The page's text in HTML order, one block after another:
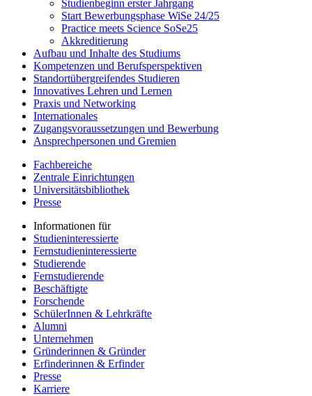
Studienbeginn erster Jahrgang
Start Bewerbungsphase WiSe 24/25
Practice meets Science SoSe25
Akkreditierung
Aufbau und Inhalte des Studiums
Kompetenzen und Berufsperspektiven
Standortübergreifendes Studieren
Innovatives Lehren und Lernen
Praxis und Networking
Internationales
Zugangsvoraussetzungen und Bewerbung
Ansprechpersonen und Gremien
Fachbereiche
Zentrale Einrichtungen
Universitätsbibliothek
Presse
Informationen für
Studieninteressierte
Fernstudieninteressierte
Studierende
Fernstudierende
Beschäftigte
Forschende
SchülerInnen & Lehrkräfte
Alumni
Unternehmen
Gründerinnen & Gründer
Erfinderinnen & Erfinder
Presse
Karriere